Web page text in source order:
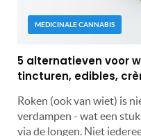
MEDICINALE CANNABIS
5 alternatieven voor
tincturen, edibles,
Roken (ook van wiet) is
verdampen - wat een
via de longen. Niet